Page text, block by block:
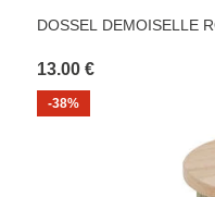
DOSSEL DEMOISELLE
13.00 €
-38%